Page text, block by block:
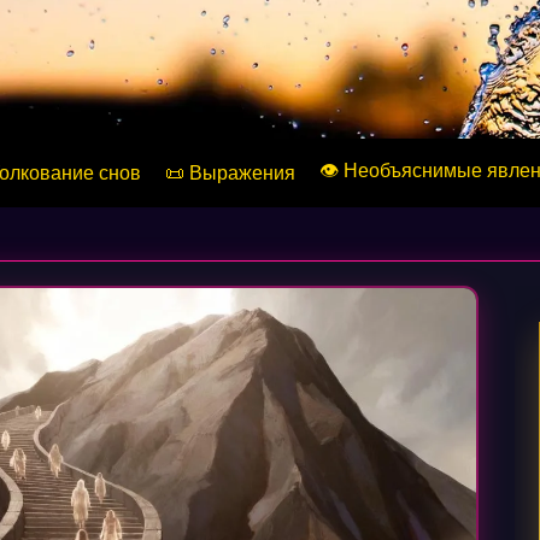
снов 📜 Выражения 👁️ Необъяснимые